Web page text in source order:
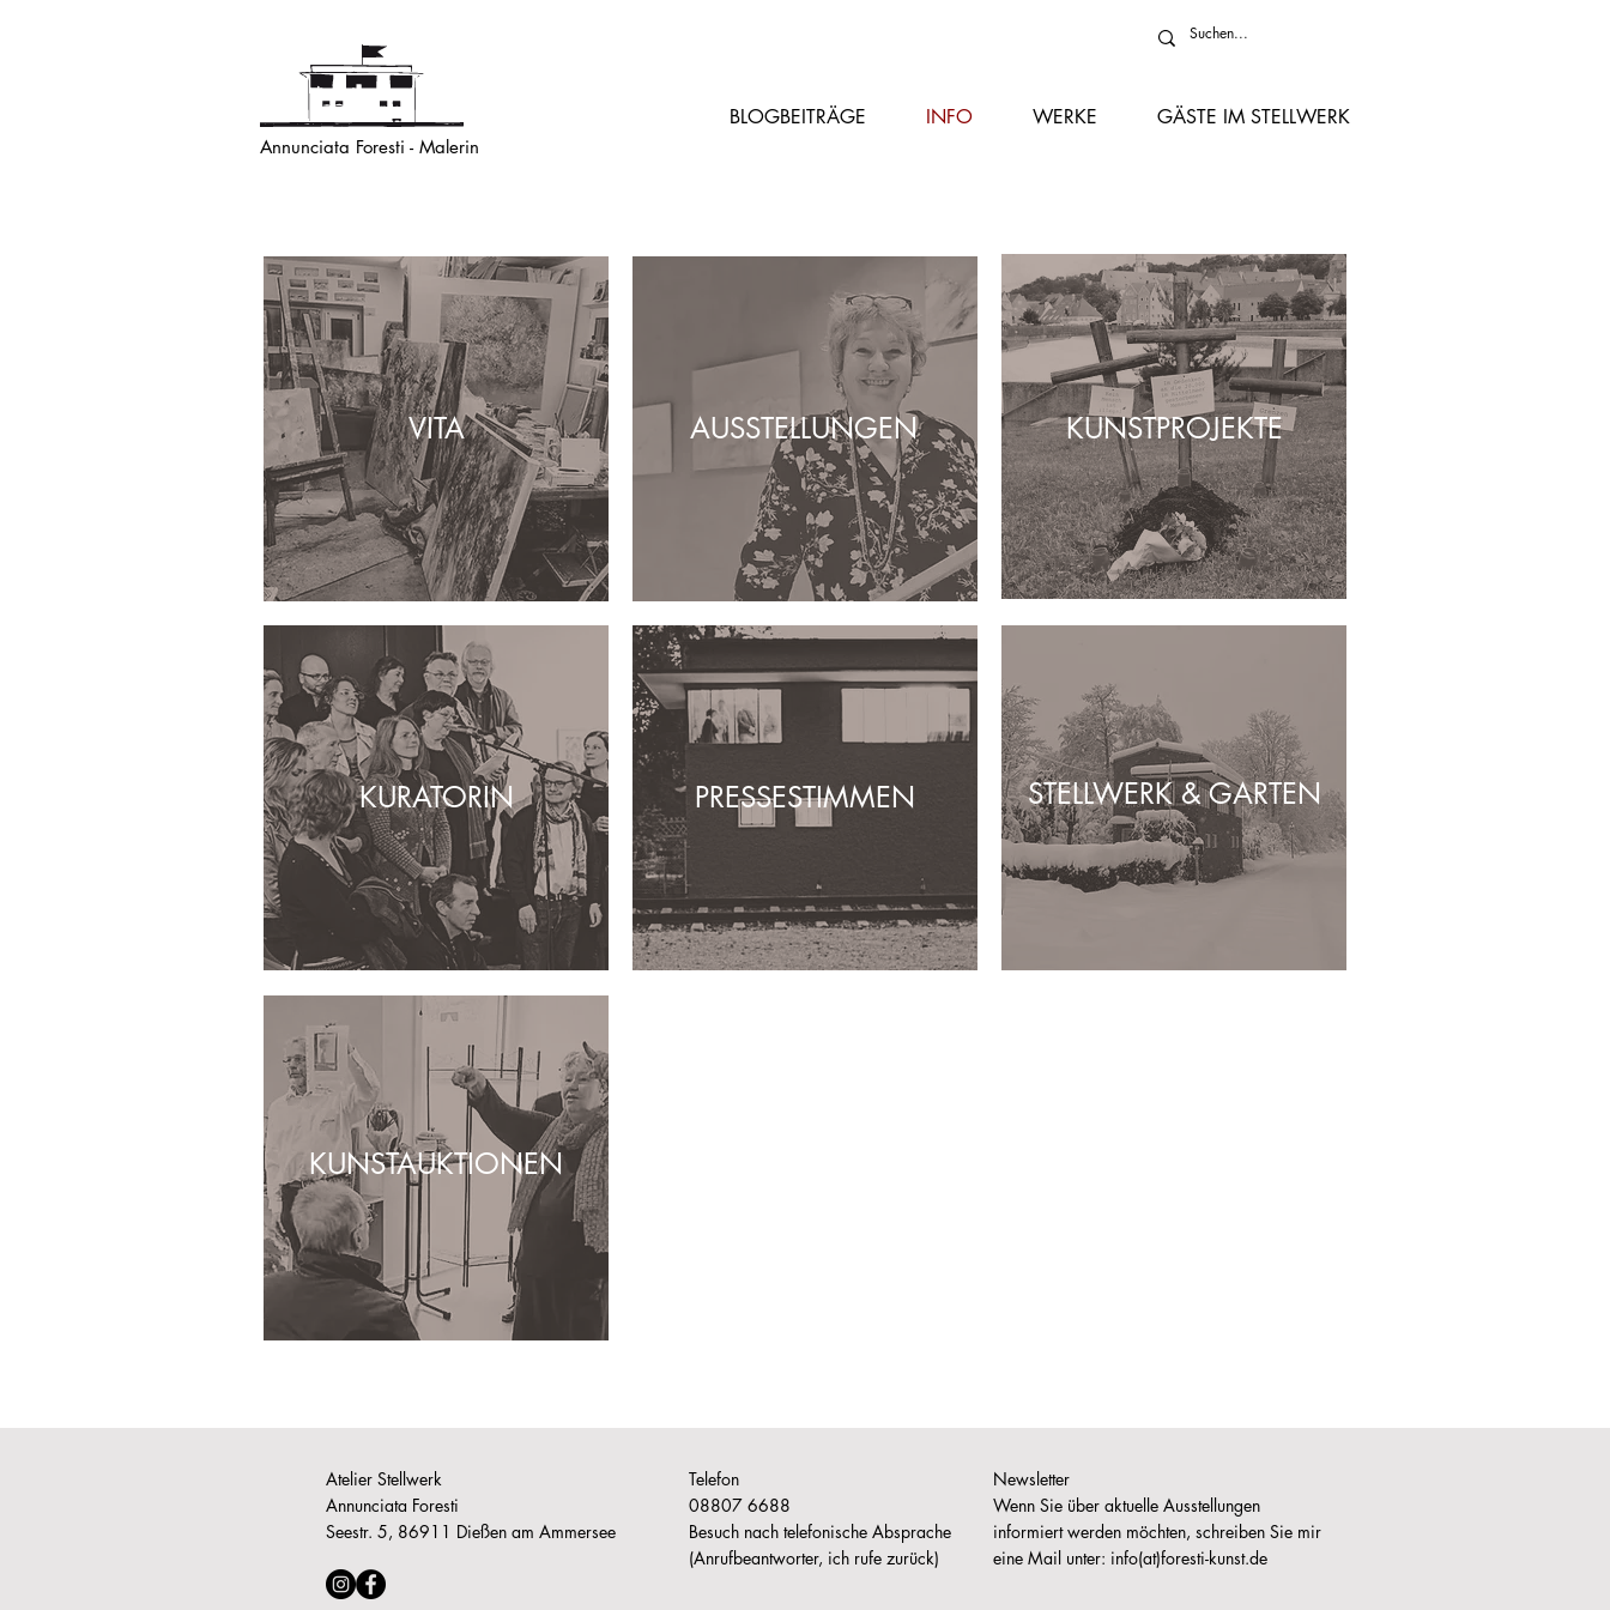
Annunciata Foresti - Malerin
BLOGBEITRÄGE INFO WERKE GÄSTE IM STELLWERK
VITA AUSSTELLUNGEN KUNSTPROJEKTE
KURATORIN PRESSESTIMMEN STELLWERK & GARTEN
KUNSTAUKTIONEN
Atelier Stellwerk
Annunciata Foresti
Seestr. 5, 86911 Dießen am Ammersee
Telefon
08807 6688
Besuch nach telefonische Absprache
(Anrufbeantworter, ich rufe zurück)
Newsletter
Wenn Sie über aktuelle Ausstellungen
informiert werden möchten, schreiben Sie mir
eine Mail unter: info(at)foresti-kunst.de